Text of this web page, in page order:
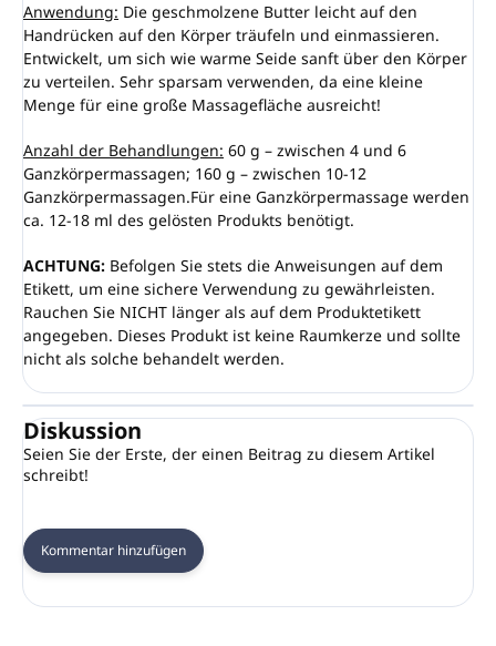
Anwendung: Die geschmolzene Butter leicht auf den
Handrücken auf den Körper träufeln und einmassieren.
Entwickelt, um sich wie warme Seide sanft über den Körper
zu verteilen. Sehr sparsam verwenden, da eine kleine
Menge für eine große Massagefläche ausreicht!
Anzahl der Behandlungen: 60 g – zwischen 4 und 6
Ganzkörpermassagen; 160 g – zwischen 10-12
Ganzkörpermassagen.Für eine Ganzkörpermassage werden
ca. 12-18 ml des gelösten Produkts benötigt.
ACHTUNG: Befolgen Sie stets die Anweisungen auf dem
Etikett, um eine sichere Verwendung zu gewährleisten.
Rauchen Sie NICHT länger als auf dem Produktetikett
angegeben. Dieses Produkt ist keine Raumkerze und sollte
nicht als solche behandelt werden.
Diskussion
Seien Sie der Erste, der einen Beitrag zu diesem Artikel
schreibt!
Kommentar hinzufügen